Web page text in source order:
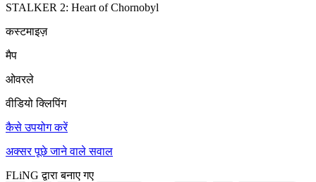
STALKER 2: Heart of Chornobyl
कस्टमाइज़
मैप
ओवरले
वीडियो क्लिपिंग
कैसे उपयोग करें
अक्सर पूछे जाने वाले सवाल
FLiNG द्वारा बनाए गए